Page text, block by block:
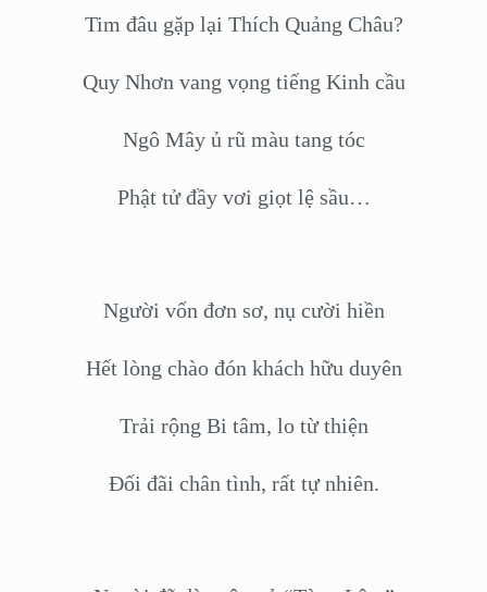
Tim đâu gặp lại Thích Quảng Châu?
Quy Nhơn vang vọng tiếng Kinh cầu
Ngô Mây ủ rũ màu tang tóc
Phật tử đầy vơi giọt lệ sầu…
Người vốn đơn sơ, nụ cười hiền
Hết lòng chào đón khách hữu duyên
Trải rộng Bi tâm, lo từ thiện
Đối đãi chân tình, rất tự nhiên.